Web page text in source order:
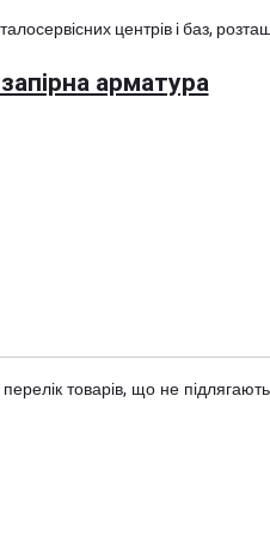
центрів і баз,
арматура
перелік товарів, що не